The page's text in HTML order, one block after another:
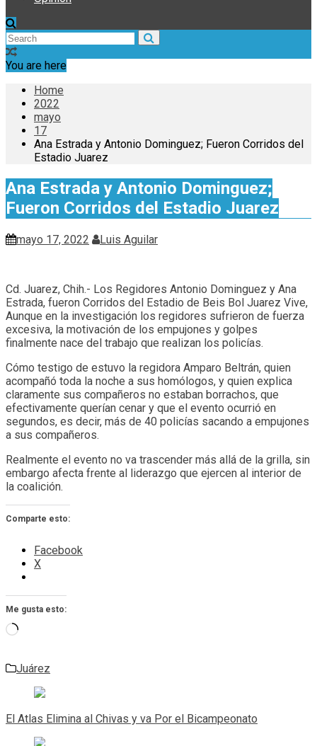
You are here
Home
2022
mayo
17
Ana Estrada y Antonio Dominguez; Fueron Corridos del
Estadio Juarez
Ana Estrada y Antonio Dominguez;
Fueron Corridos del Estadio Juarez
mayo 17, 2022 Luis Aguilar
Cd. Juarez, Chih.- Los Regidores Antonio Dominguez y Ana
Estrada, fueron Corridos del Estadio de Beis Bol Juarez Vive,
Aunque en la investigación los regidores sufrieron de fuerza
excesiva, la motivación de los empujones y golpes
finalmente nace del trabajo que realizan los policías.
Cómo testigo de estuvo la regidora Amparo Beltrán, quien
acompañó toda la noche a sus homólogos, y quien explica
claramente sus compañeros no estaban borrachos, que
efectivamente querían cenar y que el evento ocurrió en
segundos, es decir, más de 40 policías sacando a empujones
a sus compañeros.
Realmente el evento no va trascender más allá de la grilla, sin
embargo afecta frente al liderazgo que ejercen al interior de
la coalición.
Comparte esto:
Facebook
X
Me gusta esto:
Cargando...
Juárez
Navegación
de
entradas
El Atlas Elimina al Chivas y va Por el Bicampeonato